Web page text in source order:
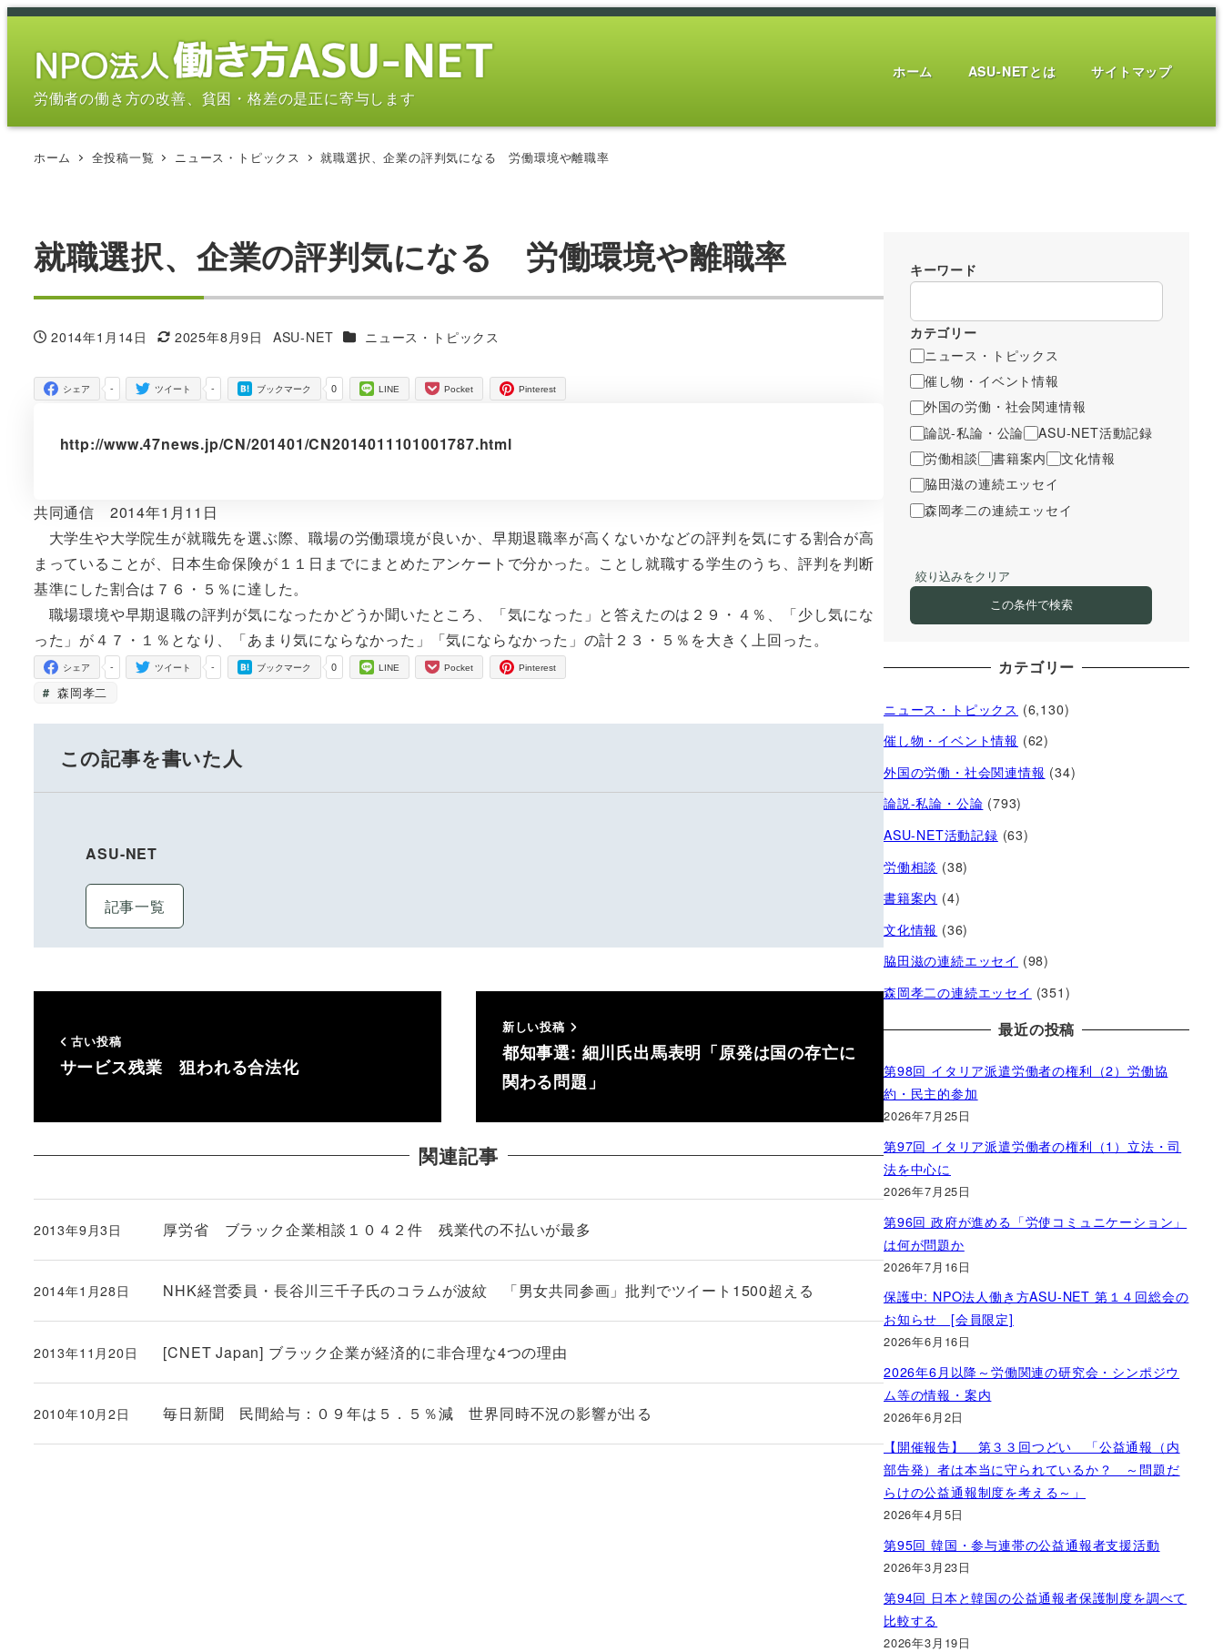
メ
労働者の働き方の改善、貧困・格差の是正に寄与します
ホーム ASU-NETとは サイトマップ
ホーム 全投稿一覧 ニュース・トピックス 就職選択、企業の評判気になる 労働環境や離職率
就職選択、企業の評判気になる 労働環境や離職率
投稿日
2014年1月14日
更新日
2025年8月9日
著
ASU-NET カテゴリー
ニュース・トピックス
-
シェア -
ツイート 0
ブックマーク LINE Pocket Pinterest
http://www.47news.jp/CN/201401/CN2014011101001787.html
共同通信 2014年1月11日
大学生や大学院生が就職先を選ぶ際、職場の労働環境が良いか、早期退職率が高くないかなどの評判を気にする割合が高
まっていることが、日本生命保険が１１日までにまとめたアンケートで分かった。ことし就職する学生のうち、評判を判断
基準にした割合は７６・５％に達した。
職場環境や早期退職の評判が気になったかどうか聞いたところ、「気になった」と答えたのは２９・４％、「少し気にな
った」が４７・１％となり、「あまり気にならなかった」「気にならなかった」の計２３・５％を大きく上回った。
-
シェア -
ツイート 0
ブックマーク LINE Pocket Pinterest
森岡孝二
この記事を書いた人
ASU-NET
記事一覧
古い投稿
サービス残業 狙われる合法化
新しい投稿
都知事選: 細川氏出馬表明「原発は国の存亡に
関わる問題」
関連記事
厚労省 ブラック企業相談１０４２件 残業代の不払いが最多
投稿日
2013年9月3日
NHK経営委員・長谷川三千子氏のコラムが波紋 「男女共同参画」批判でツイート1500超える
投稿日
2014年1月28日
[CNET Japan] ブラック企業が経済的に非合理な4つの理由
投稿日
2013年11月20日
毎日新聞 民間給与：０９年は５．５％減 世界同時不況の影響が出る
投稿日
2010年10月2日
キーワード
カテゴリー
ニュース・トピックス
催し物・イベント情報
外国の労働・社会関連情報
論説-私論・公論
ASU-NET活動記録
労働相談
書籍案内
文化情報
脇田滋の連続エッセイ
森岡孝二の連続エッセイ
絞り込みをクリア
この条件で検索
カテゴリー
ニュース・トピックス (6,130)
催し物・イベント情報 (62)
外国の労働・社会関連情報 (34)
論説-私論・公論 (793)
ASU-NET活動記録 (63)
労働相談 (38)
書籍案内 (4)
文化情報 (36)
脇田滋の連続エッセイ (98)
森岡孝二の連続エッセイ (351)
最近の投稿
第98回 イタリア派遣労働者の権利（2）労働協
約・民主的参加
2026年7月25日
第97回 イタリア派遣労働者の権利（1）立法・司
法を中心に
2026年7月25日
第96回 政府が進める「労使コミュニケーション」
は何が問題か
2026年7月16日
保護中: NPO法人働き方ASU-NET 第１４回総会の
お知らせ [会員限定]
2026年6月16日
2026年6月以降～労働関連の研究会・シンポジウ
ム等の情報・案内
2026年6月2日
【開催報告】 第３３回つどい 「公益通報（内
部告発）者は本当に守られているか？ ～問題だ
らけの公益通報制度を考える～」
2026年4月5日
第95回 韓国・参与連帯の公益通報者支援活動
2026年3月23日
第94回 日本と韓国の公益通報者保護制度を調べて
比較する
2026年3月19日